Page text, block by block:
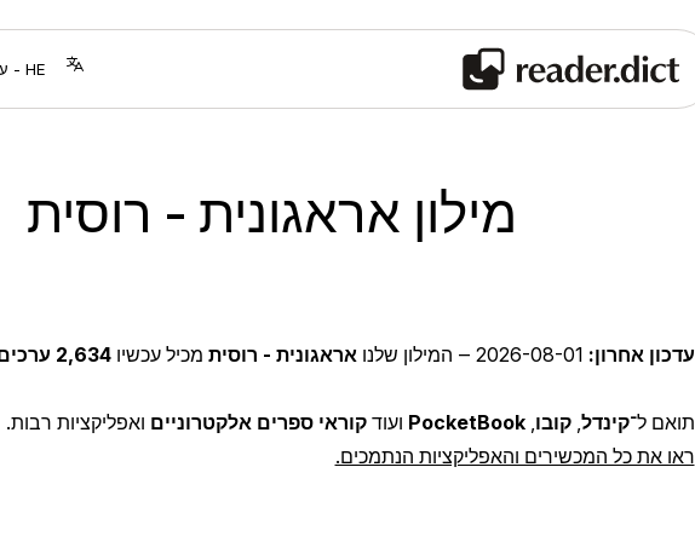
מילון אראגונית - רוסית
עדכון אחרון: 2026-08-01 ‒ המילון שלנו אראגונית - רוסית מכיל עכשיו2,634 ערכים שנבחרו בקפידה
תואם ל־קינדל ,קובו ,
PocketBook ועודקוראי ספרים אלקטרוניים ואפליקציות רבות.
ראו את כל המכשירים והאפליקציות הנתמכים.